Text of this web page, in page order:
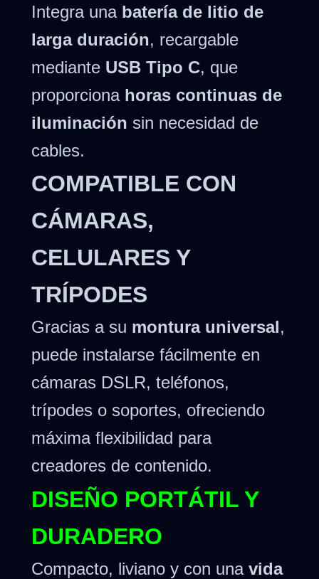
Integra una batería de litio de
larga duración, recargable
mediante USB Tipo C, que
proporciona horas continuas de
iluminación sin necesidad de
cables.
COMPATIBLE CON
CÁMARAS,
CELULARES Y
TRÍPODES
Gracias a su montura universal,
puede instalarse fácilmente en
cámaras DSLR, teléfonos,
trípodes o soportes, ofreciendo
máxima flexibilidad para
creadores de contenido.
DISEÑO PORTÁTIL Y
DURADERO
Compacto, liviano y con una vida